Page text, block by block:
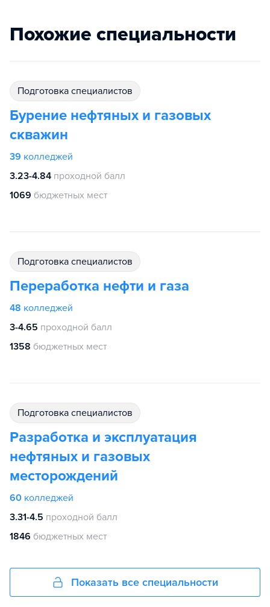
Похожие специальности
подготовка специалистов
Бурение нефтяных и газовых
скважин
39 колледжей
3.23-4.84 проходной балл
1069 бюджетных мест
подготовка специалистов
Переработка нефти и газа
48 колледжей
3-4.65 проходной балл
1358 бюджетных мест
подготовка специалистов
Разработка и эксплуатация
нефтяных и газовых
месторождений
60 колледжей
3.31-4.5 проходной балл
1846 бюджетных мест
Показать все специальности